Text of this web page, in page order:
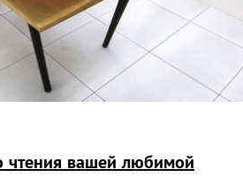
чтения вашей любимой